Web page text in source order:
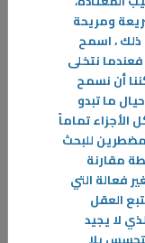
ومريحة
ذلك ، اسمح
نتخلى
أن نسمح
ما تبدو
الأجزاء تماماً
مضطرين للبحث
مقارنة
فعالة التي
العقل
لا يجيد